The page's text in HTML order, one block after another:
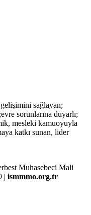
sağlayan;
sorunlarına duyarlı;
mesleki kamuoyuyla
katkı sunan, lider
Muhasebeci Mali
| ismmmo.org.tr